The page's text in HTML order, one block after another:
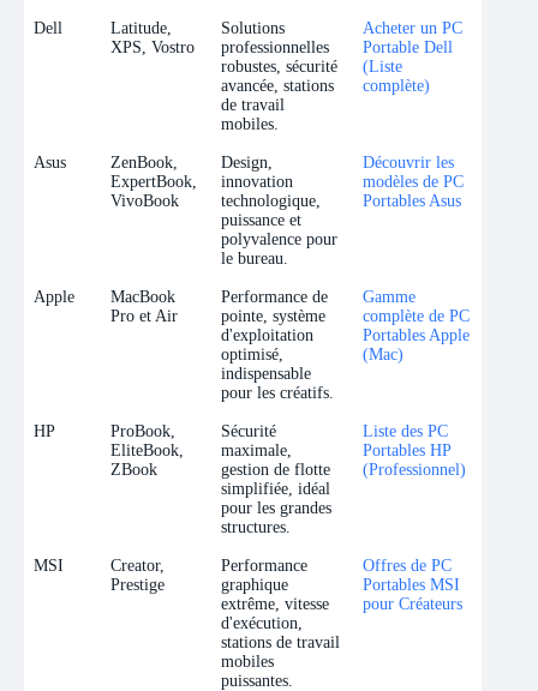
Dell
Latitude,
XPS, Vostro
Solutions
professionnelles
robustes, sécurité
avancée, stations
de travail
mobiles.
Acheter un PC
Portable Dell
(Liste
complète)
Asus
ZenBook,
ExpertBook,
VivoBook
Design,
innovation
technologique,
puissance et
polyvalence pour
le bureau.
Découvrir les
modèles de PC
Portables Asus
Apple
MacBook
Pro et Air
Performance de
pointe, système
d'exploitation
optimisé,
indispensable
pour les créatifs.
Gamme
complète de PC
Portables Apple
(Mac)
HP
ProBook,
EliteBook,
ZBook
Sécurité
maximale,
gestion de flotte
simplifiée, idéal
pour les grandes
structures.
Liste des PC
Portables HP
(Professionnel)
MSI
Creator,
Prestige
Performance
graphique
extrême, vitesse
d'exécution,
stations de travail
mobiles
puissantes.
Offres de PC
Portables MSI
pour Créateurs